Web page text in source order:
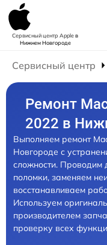
Сервисный центр Appleв
Нижнем Новгороде
Сервисный центр
Ремонт
2022 в
Выполняем ремонт
Новгороде с
сложности. Проводим
поломки, заменяем
восстанавливаем
Используем
производителем
проверку всех